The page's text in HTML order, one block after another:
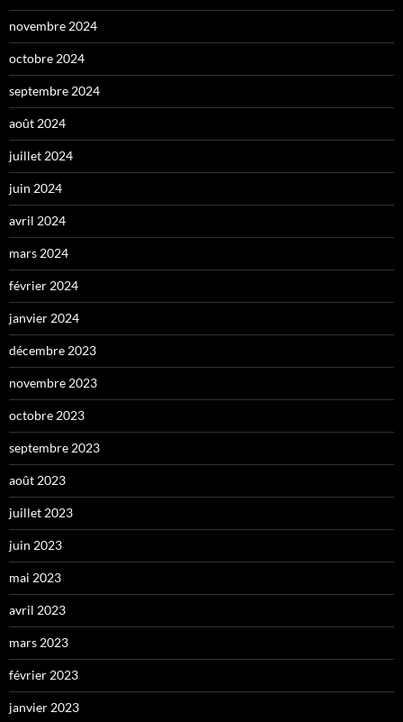
novembre 2024
octobre 2024
septembre 2024
août 2024
juillet 2024
juin 2024
avril 2024
mars 2024
février 2024
janvier 2024
décembre 2023
novembre 2023
octobre 2023
septembre 2023
août 2023
juillet 2023
juin 2023
mai 2023
avril 2023
mars 2023
février 2023
janvier 2023